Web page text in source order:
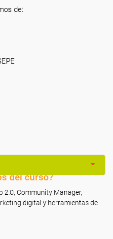
de:
del curso?
2.0, Community Manager,
digital y herramientas de